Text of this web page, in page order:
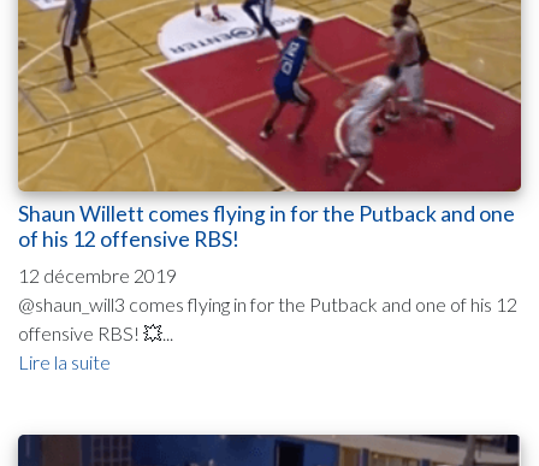
Shaun Willett comes flying in for the Putback and one
of his 12 offensive RBS!
12 décembre 2019
@shaun_will3 comes flying in for the Putback and one of his 12
offensive RBS! 💥...
Lire la suite